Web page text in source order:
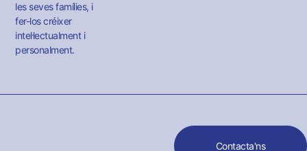
les seves famílies, i
fer-los créixer
intel·lectualment i
personalment.
Contacta'ns